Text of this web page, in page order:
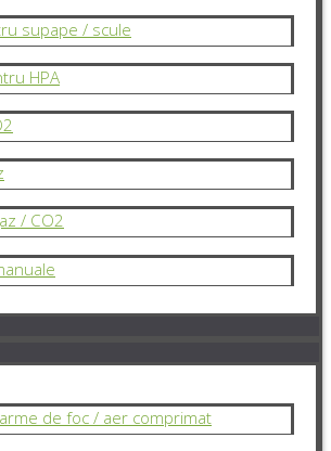
supape / scule
HPA
/ CO2
de foc / aer comprimat